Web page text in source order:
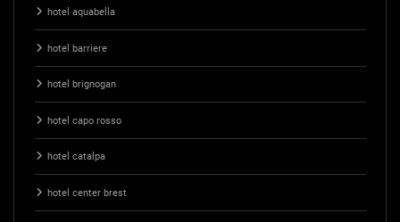
hotel aquabella
hotel barriere
hotel brignogan
hotel capo rosso
hotel catalpa
hotel center brest